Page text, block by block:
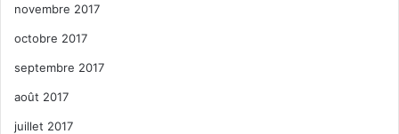
novembre 2017
octobre 2017
septembre 2017
août 2017
juillet 2017